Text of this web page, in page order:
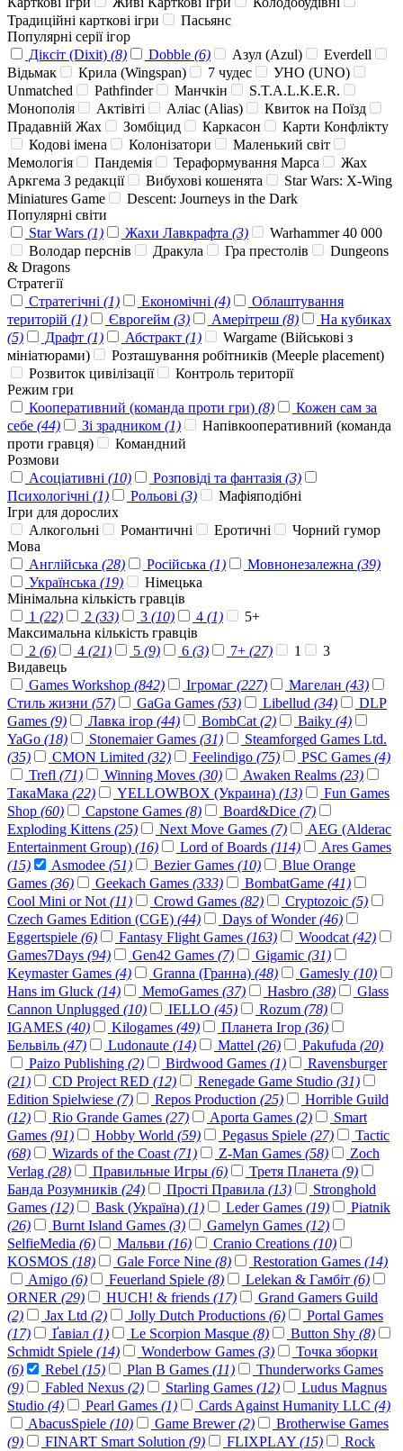
Традиційні карткові ігри
Пасьянс
Популярні серії ігор
Діксіт (Dixit) (8) Dobble (6) Азул (Azul)
Everdell
Відьмак
Крила (Wingspan) 7 чудес
УНО (UNO)
Unmatched
Pathfinder Манчкін
S.T.A.L.K.E.R.
Монополія
Актівіті Аліас (Alias)
Квиток на Поїзд
Прадавній Жах
Зомбіцид Каркасон
Карти Конфлікту
Кодові імена
Колонізатори
Маленький світ
Мемологія
Пандемія Тераформування Марса
Жах
Аркгема 3 редакції
Вибухові кошенята
Star Wars: X-Wing
Miniatures Game
Descent: Journeys in the Dark
Популярні світи
Star Wars (1) Жахи Лавкрафта (3)
Warhammer 40 000
Володар перснів
Дракула Гра престолів
Dungeons
& Dragons
Стратегії
Стратегічні (1) Економічні (4)
Облаштування
територій (1) Єврогейм (3) Амерітреш (8)
На кубиках
(5)
Драфт (1) Абстракт (1)
Wargame (Військові з
мініатюрами)
Розташування робітників (Meeple placement)
Розвиток цивілізації
Контроль території
Режим гри
Кооперативний (команда проти гри) (8)
Кожен сам за
себе (44) Зі зрадником (1)
Напівкооперативний (команда
проти гравця)
Командний
Розмови
Асоціативні (10) Розповіді та фантазія (3)
Психологічні (1) Рольові (3)
Мафіяподібні
Ігри для дорослих
Алкогольні
Романтичні Еротичні
Чорний гумор
Мова
Англійська (28) Російська (1) Мовнонезалежна (39)
Українська (19)
Німецька
Мінімальна кількість гравців
1 (22) 2 (33) 3 (10) 4 (1)
5+
Максимальна кількість гравців
2 (6) 4 (21) 5 (9) 6 (3) 7+ (27) 1
3
Видавець
Games Workshop (842) Ігромаг (227) Магелан (43)
Стиль жизни (57) GaGa Games (53) Libellud (34)
DLP
Games (9) Лавка ігор (44) BombCat (2) Baiky (4)
YaGo (18) Stonemaier Games (31)
Steamforged Games Ltd.
(35)
CMON Limited (32) Feelindigo (75) PSC Games (4)
Trefl (71) Winning Moves (30) Awaken Realms (23)
ТакаМака (22) YELLOWBOX (Украина) (13)
Fun Games
Shop (60) Capstone Games (8) Board&Dice (7)
Exploding Kittens (25) Next Move Games (7)
AEG (Alderac
Entertainment Group) (16) Lord of Boards (114)
Ares Games
(15)
Asmodee (51) Bezier Games (10)
Blue Orange
Games (36) Geekach Games (333) BombatGame (41)
Cool Mini or Not (11) Crowd Games (82) Cryptozoic (5)
Czech Games Edition (CGE) (44) Days of Wonder(46)
Eggertspiele (6) Fantasy Flight Games (163) Woodcat (42)
Games7Days (94) Gen42 Games (7) Gigamic (31)
Keymaster Games (4) Granna (Гранна) (48) Gamesly (10)
Hans im Gluck (14) MemoGames (37) Hasbro (38)
Glass
Cannon Unplugged (10) IELLO (45) Rozum (78)
IGAMES (40) Kilogames (49) Планета Ігор (36)
Бельвіль (47) Ludonaute (14) Mattel (26) Pakufuda (20)
Paizo Publishing (2) Birdwood Games (1)
Ravensburger
(21)
CD Project RED (12) Renegade Game Studio (31)
Edition Spielwiese (7) Repos Production (25)
Horrible Guild
(12)
Rio Grande Games (27) Aporta Games (2)
Smart
Games (91) Hobby World (59) Pegasus Spiele (27)
Tactic
(68)
Wizards of the Coast (71) Z-Man Games (58)
Zoch
Verlag (28) Правильные Игры (6) Третя Планета (9)
Банда Розумників (24) Прості Правила (13)
Stronghold
Games (12) Bask (Україна) (1) Leder Games (19)
Piatnik
(26)
Burnt Island Games (3) Gamelyn Games (12)
SelfieMedia (6) Мальви (16) Cranio Creations (10)
KOSMOS (18) Gale Force Nine (8) Restoration Games (14)
Amigo (6) Feuerland Spiele (8) Lelekan & Гамбіт (6)
ORNER (29) HUCH! & friends (17)
Grand Gamers Guild
(2)
Jax Ltd (2) Jolly Dutch Productions (6)
Portal Games
(17)
Ґавіал (1) Le Scorpion Masque (8) Button Shy (8)
Schmidt Spiele (14) Wonderbow Games (3)
Точка зборки
(6)
Rebel (15) Plan B Games (11)
Thunderworks Games
(9)
Fabled Nexus (2) Starling Games (12)
Ludus Magnus
Studio (4) Pearl Games (1) Cards Against Humanity LLC (4)
AbacusSpiele (10) Game Brewer(2)
Brotherwise Games
(9)
FINART Smart Solution (9) FLIXPLAY (15)
Rock